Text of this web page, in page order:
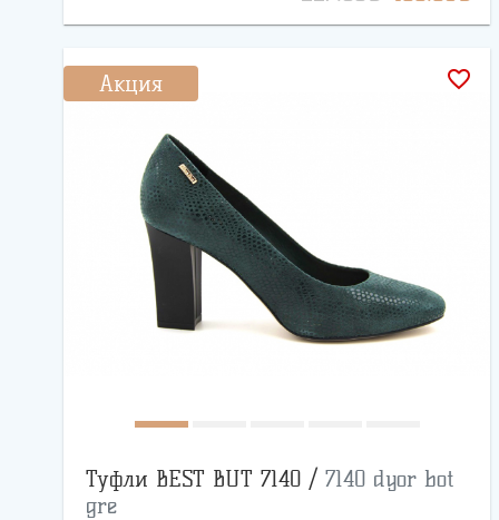
Акция favorite_border
Туфли BEST BUT 7140 / 7140 dyor bot
gre